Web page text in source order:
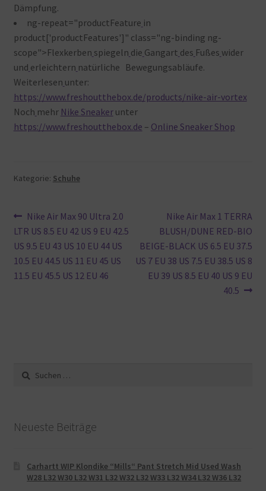
Dämpfung.
ng-repeat="productFeature in
product['productFeatures']" class="ng-binding ng-
scope">Flexkerben spiegeln die Gangart des Fußes wider
und erleichtern natürliche Bewegungsabläufe.
Weiterlesen unter:
https://www.freshoutthebox.de/products/nike-air-vortex
Noch mehr Nike Sneakerunter
https://www.freshoutthebox.de – Online Sneaker Shop
Kategorie: Schuhe
Beitragsnavigation
Vorheriger
Beitrag:
Nike Air Max 90 Ultra 2.0
LTR US 8.5 EU 42 US 9 EU 42.5
US 9.5 EU 43 US 10 EU 44 US
10.5 EU 44.5 US 11 EU 45 US
11.5 EU 45.5 US 12 EU 46
Nächster
Beitrag:
Nike Air Max 1 TERRA
BLUSH/DUNE RED-BIO
BEIGE-BLACK US 6.5 EU 37.5
US 7 EU 38 US 7.5 EU 38.5 US 8
EU 39 US 8.5 EU 40 US 9 EU
40.5
Suche
nach:
Neueste Beiträge
Carhartt WIP Klondike “Mills“ Pant Stretch Mid Used Wash
W28 L32 W30 L32 W31 L32 W32 L32 W33 L32 W34 L32 W36 L32